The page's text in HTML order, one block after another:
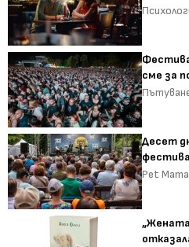
сме за
Десет
Pet Mama